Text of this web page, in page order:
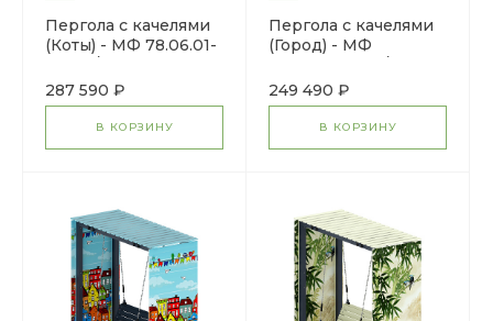
Пергола с качелями
(Коты) - МФ 78.06.01-
поликарбонатом/
287 590 ₽
В КОРЗИНУ
Пергола с качелями
(Город) - МФ
поликарбоната/
249 490 ₽
В КОРЗИНУ